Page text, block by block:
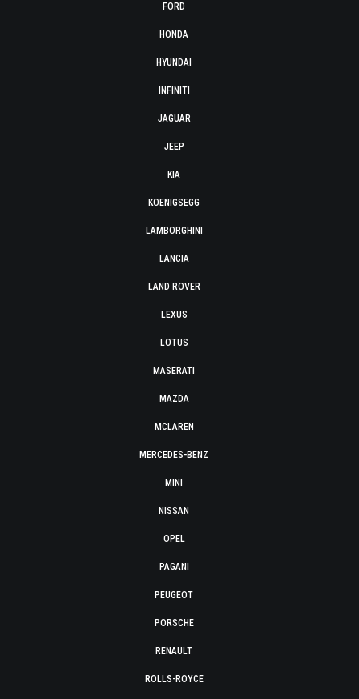
FORD
HONDA
HYUNDAI
INFINITI
JAGUAR
JEEP
KIA
KOENIGSEGG
LAMBORGHINI
LANCIA
LAND ROVER
LEXUS
LOTUS
MASERATI
MAZDA
MCLAREN
MERCEDES-BENZ
MINI
NISSAN
OPEL
PAGANI
PEUGEOT
PORSCHE
RENAULT
ROLLS-ROYCE